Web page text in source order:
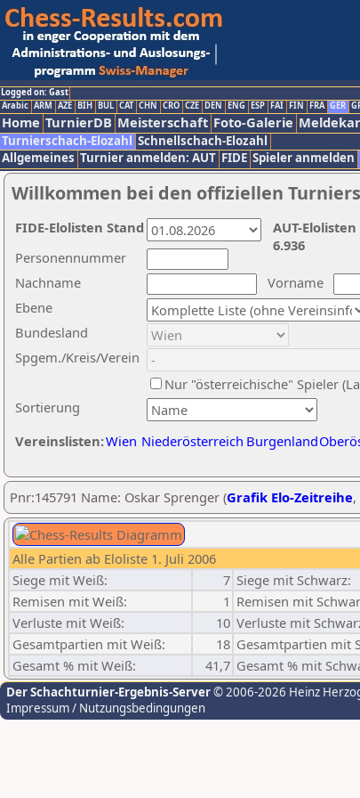
Logged on: Gast
Arabic ARM AZE BIH BUL CAT CHN CRO CZE DEN ENG ESP FAI FIN FRA GER
Home TurnierDB Meisterschaft Foto-Galerie
Turnierschach-Elozahl Schnellschach-Elozahl
Allgemeines Turnier anmelden: AUT FIDE Spieler anmelden
Willkommen bei den offiziellen
Nachname
Vorname
Ebene
Sortierung
Personennummer
Bundesland
Spgem./Kreis/Verein
Nur "österreichische" Spieler
Vereinslisten:Wien Niederösterreich Burgenland
AUT-
6.936
FIDE-Elolisten Stand
Pnr:145791 Name: Oskar Sprenger (Grafik Elo-Zeitreihe,
Alle Partien ab Eloliste 1. Juli 2006
Siege mit Weiß:
7 Siege mit Schwarz:
Remisen mit Weiß:
1 Remisen mit
Verluste mit Weiß:
10 Verluste mit
Gesamtpartien mit Weiß:
18 Gesamtpartien mit
Gesamt % mit Weiß:
41,7 Gesamt % mit
Der Schachturnier-Ergebnis-Server© 2006-2026 Heinz
Impressum / Nutzungsbedingungen